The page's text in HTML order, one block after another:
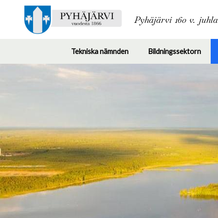
Pyhäjärvi 160 v.
Tekniska nämnden
Toggle
submenu
Bildningssektorn